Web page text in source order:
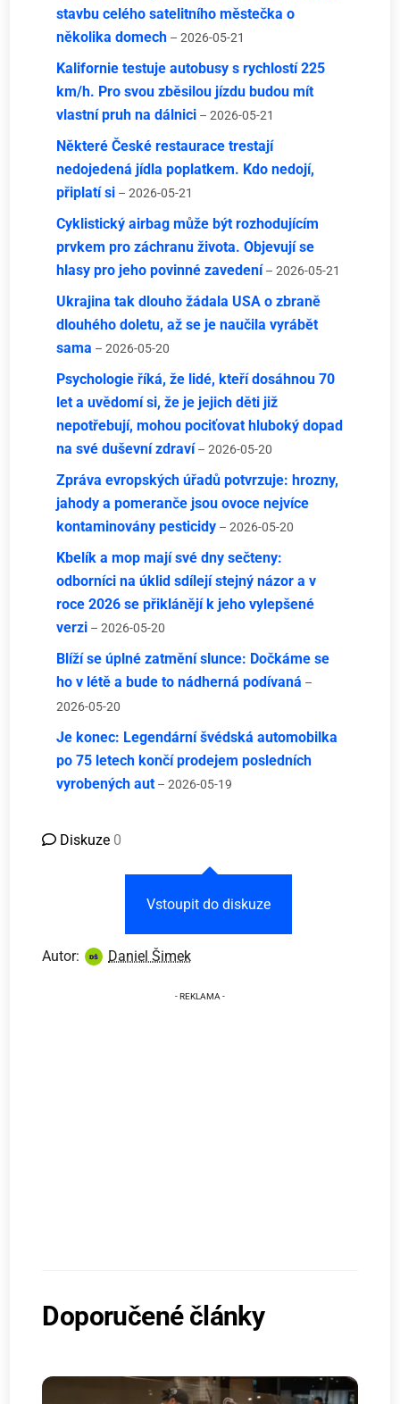
stavbu celého satelitního městečka o
několika domech – 2026-05-21
Kalifornie testuje autobusy s rychlostí 225
km/h. Pro svou zběsilou jízdu budou mít
vlastní pruh na dálnici – 2026-05-21
Některé České restaurace trestají
nedojedená jídla poplatkem. Kdo nedojí,
připlatí si – 2026-05-21
Cyklistický airbag může být rozhodujícím
prvkem pro záchranu života. Objevují se
hlasy pro jeho povinné zavedení – 2026-05-21
Ukrajina tak dlouho žádala USA o zbraně
dlouhého doletu, až se je naučila vyrábět
sama – 2026-05-20
Psychologie říká, že lidé, kteří dosáhnou 70
let a uvědomí si, že je jejich děti již
nepotřebují, mohou pociťovat hluboký dopad
na své duševní zdraví – 2026-05-20
Zpráva evropských úřadů potvrzuje: hrozny,
jahody a pomeranče jsou ovoce nejvíce
kontaminovány pesticidy – 2026-05-20
Kbelík a mop mají své dny sečteny:
odborníci na úklid sdílejí stejný názor a v
roce 2026 se přiklánějí k jeho vylepšené
verzi – 2026-05-20
Blíží se úplné zatmění slunce: Dočkáme se
ho v létě a bude to nádherná podívaná –
2026-05-20
Je konec: Legendární švédská automobilka
po 75 letech končí prodejem posledních
vyrobených aut – 2026-05-19
Diskuze 0
Vstoupit do diskuze
Autor: Daniel Šimek
Doporučené články